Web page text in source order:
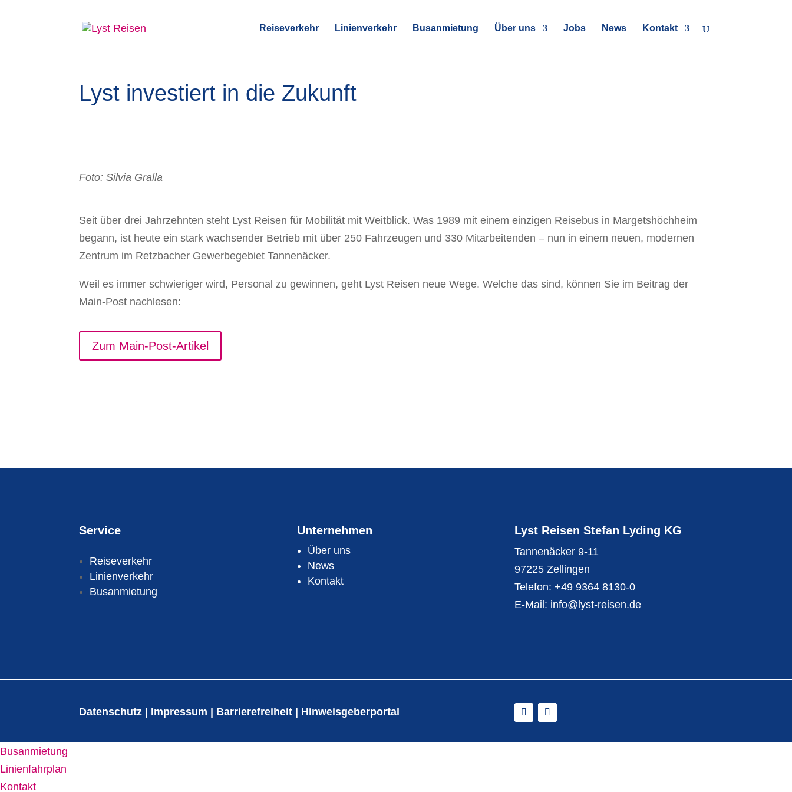
Reiseverkehr Linienverkehr Busanmietung Über uns Jobs News Kontakt
Lyst investiert in die Zukunft
Foto: Silvia Gralla
Seit über drei Jahrzehnten steht Lyst Reisen für Mobilität mit Weitblick. Was 1989 mit einem einzigen Reisebus in Margetshöchheim
begann, ist heute ein stark wachsender Betrieb mit über 250 Fahrzeugen und 330 Mitarbeitenden – nun in einem neuen, modernen
Zentrum im Retzbacher Gewerbegebiet Tannenäcker.
Weil es immer schwieriger wird, Personal zu gewinnen, geht Lyst Reisen neue Wege. Welche das sind, können Sie im Beitrag der
Main-Post nachlesen:
Zum Main-Post-Artikel
Service
Reiseverkehr
Linienverkehr
Busanmietung
Unternehmen
Über uns
News
Kontakt
Lyst Reisen Stefan Lyding KG
Tannenäcker 9-11
97225 Zellingen
Telefon: +49 9364 8130-0
E-Mail: info@lyst-reisen.de
Datenschutz Impressum Barrierefreiheit Hinweisgeberportal
Busanmietung
Linienfahrplan
Kontakt